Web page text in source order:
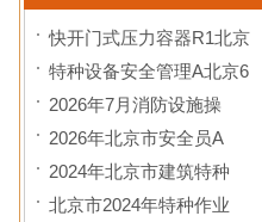
快开门式压力容器R1北京
特种设备安全管理A北京6
2026年7月消防设施操
2026年北京市安全员A
2024年北京市建筑特种
北京市2024年特种作业